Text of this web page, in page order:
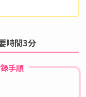
時間3分
手順